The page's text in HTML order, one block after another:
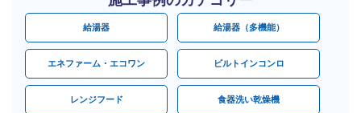
給湯器 給湯器（多機能）
エネファーム・エコワン ビルトインコンロ
レンジフード 食器洗い乾燥機